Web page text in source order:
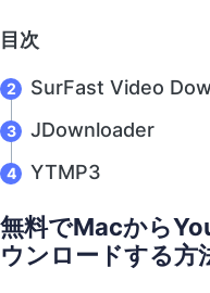
目次
SurFast Video
JDownloader
YTMP3
無料でMacから
ウンロードする方